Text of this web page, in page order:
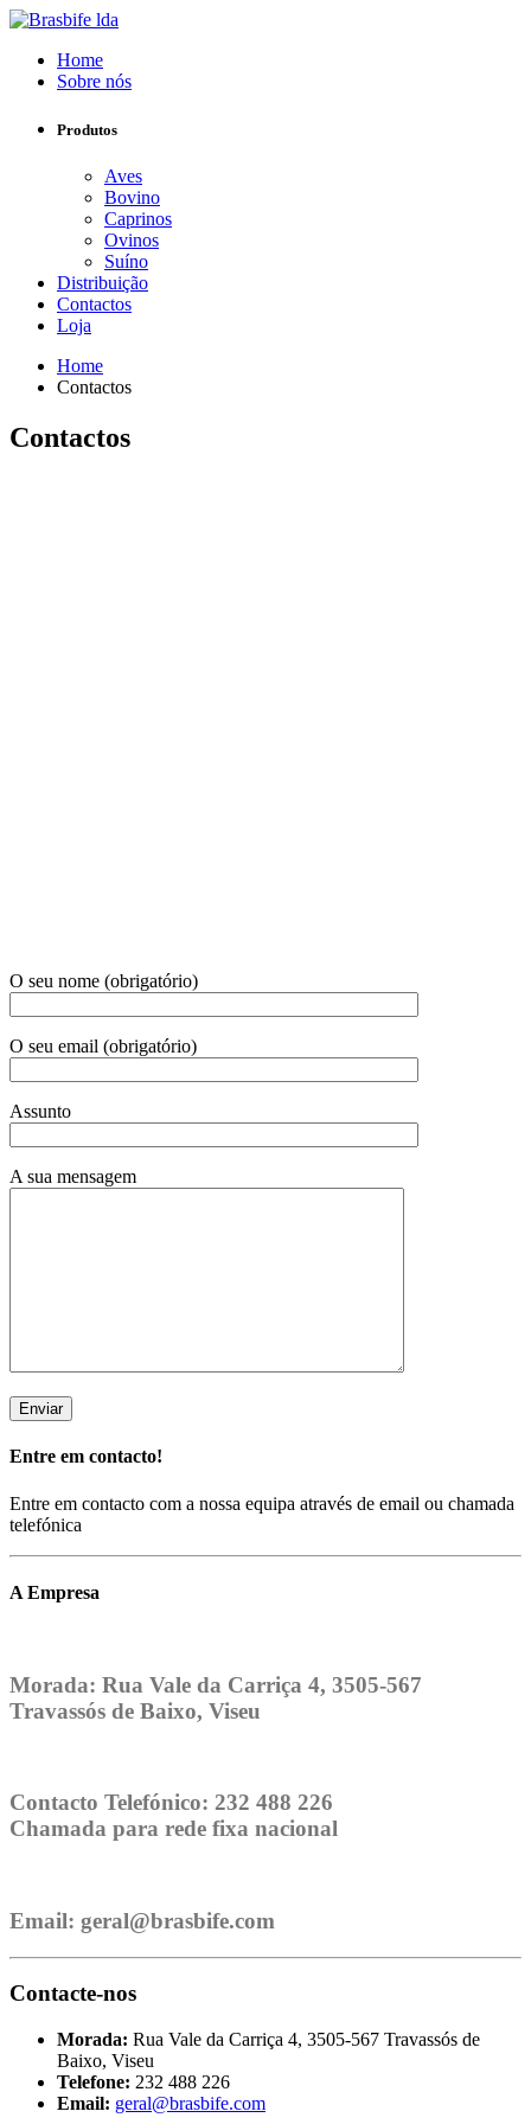
Home
Sobre nós
Produtos
Aves
Bovino
Caprinos
Ovinos
Suíno
Distribuição
Contactos
Loja
Home
Contactos
Contactos
O seu nome (obrigatório)
O seu email (obrigatório)
Assunto
A sua mensagem
Entre em contacto!
Entre em contacto com a nossa equipa através de email ou chamada
telefónica
A Empresa
Morada: Rua Vale da Carriça 4, 3505-567
Travassós de Baixo, Viseu
Contacto Telefónico: 232 488 226
Chamada para rede fixa nacional
Email: geral@brasbife.com
Contacte-nos
Morada: Rua Vale da Carriça 4, 3505-567 Travassós de
Baixo, Viseu
Telefone: 232 488 226
Email: geral@brasbife.com